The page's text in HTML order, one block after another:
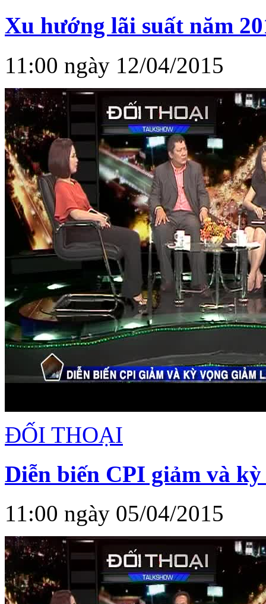
Xu hướng lãi suất năm
11:00 ngày 12/04/2015
ĐỐI THOẠI
Diễn biến CPI giảm và
11:00 ngày 05/04/2015